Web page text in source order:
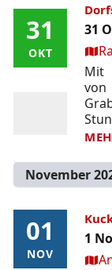
31
OKT
31
OKT
31
Ort:
Mit
von
November
01
NOV
01
NOV
1
Ort: